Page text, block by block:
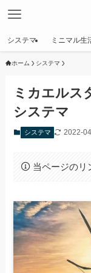
システマ ミニマル生
ホーム システマ
ミカエルス
システマ
システマ 2022-
当ページのリ